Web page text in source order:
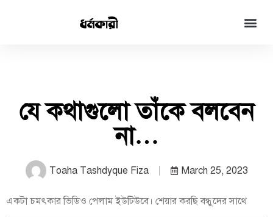
যে কথাগুলো তাঁকে বলবেন
না…
Toaha Tashdyque Fiza March 25, 2023
একটা চমৎকার ভিডিও পেলাম ইউটিউবে। শেয়ার করছি বন্ধুদের সাথে